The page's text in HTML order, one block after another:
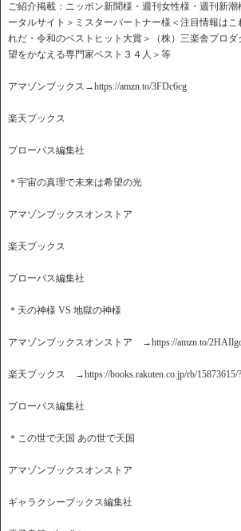
ご紹介掲載：ニッポン新聞様・週刊女性様・週刊新
ータルサイト＞ミスターパートナー様＜注目情報は
れだ・令和のベストヒット大賞＞（株）三楽舎プロ
望をかなえる専門家ベスト３４人＞等
アマゾンブックス→https://amzn.to/3FDc6cg
楽天ブックス
プローパス編集社
＊宇宙の真理で未来は希望の光
アマゾンブックスオンストア
楽天ブックス
プローパス編集社
＊天の神様 VS 地獄の神様
アマゾンブックスオンストア →https://amzn.to/
楽天ブックス →https://books.rakuten.co.jp/rb/15873615/
プローパス編集社
＊この世で天国 あの世で天国
アマゾンブックスオンストア
ギャラクシーブックス編集社